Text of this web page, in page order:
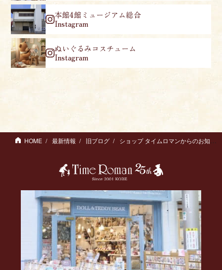
本館4館ミュージアム総合
Instagram
ぬいぐるみコスチューム
Instagram
HOME 最新情報 旧ブログ ショップ タイムロマンからのお知らせ